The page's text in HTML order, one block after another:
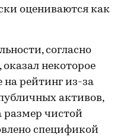
оцениваются как
согласно
некоторое
рейтинг из-за
активов,
размер чистой
спецификой